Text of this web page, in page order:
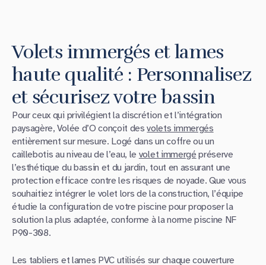
Volets immergés et lames
haute qualité : Personnalisez
et sécurisez votre bassin
Pour ceux qui privilégient la discrétion et l’intégration
paysagère, Volée d’O conçoit desvolets immergés
entièrement sur mesure. Logé dans un coffre ou un
caillebotis au niveau de l’eau, le volet immergé préserve
l’esthétique du bassin et du jardin, tout en assurant une
protection efficace contre les risques de noyade. Que vous
souhaitiez intégrer le volet lors de la construction, l’équipe
étudie la configuration de votre piscine pour proposer la
solution la plus adaptée, conforme à la norme piscine NF
P90-308.
Les tabliers et lames PVC utilisés sur chaque couverture